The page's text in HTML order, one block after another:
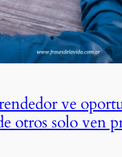
ve
otros solo ven